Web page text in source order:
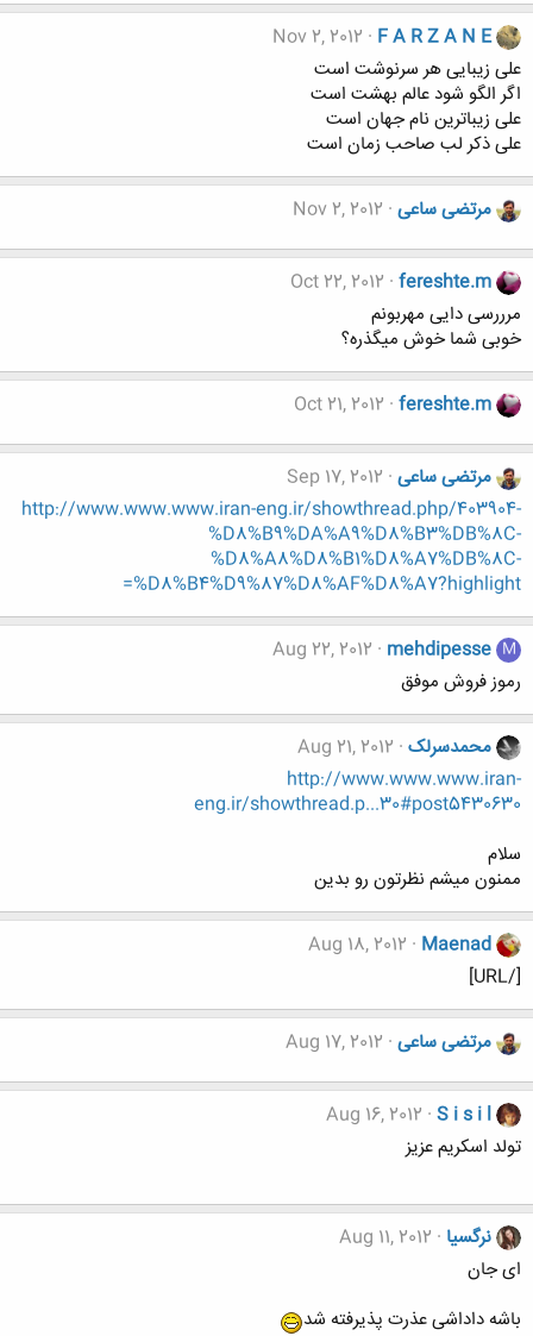
F A R Z A N E
Nov 2, 2012
علی زیبایی هر سرنوشت است
اگر الگو شود عالم بهشت است
علی زیباترین نام جهان است
علی ذکر لب صاحب زمان است
مرتضی ساعی Nov 2, 2012
fereshte.m
Oct 22, 2012
مرررسی دایی مهربونم
خوبی شما خوش میگذره؟
fereshte.m
Oct 21, 2012
مرتضی ساعی Sep 17, 2012
http://www.www.www.iran-eng.ir/showthread.php/403904-
%D8%B9%DA%A9%D8%B3%DB%8C-
%D8%A8%D8%B1%D8%A7%DB%8C-
%D8%B4%D9%87%D8%AF%D8%A7?highlight=
M
mehdipesse
Aug 22, 2012
رموز فروش موفق
محمدسرلک Aug 21, 2012
http://www.www.www.iran-
eng.ir/showthread.p...30#post5430630
سلام
ممنون میشم نظرتون رو بدین
Maenad
Aug 18, 2012
[/URL]
مرتضی ساعی Aug 17, 2012
S i s i l
Aug 16, 2012
تولد اسکریم عزیز
نرگسیا Aug 11, 2012
ای جان
باشه داداشی عذرت پذیرفته شد